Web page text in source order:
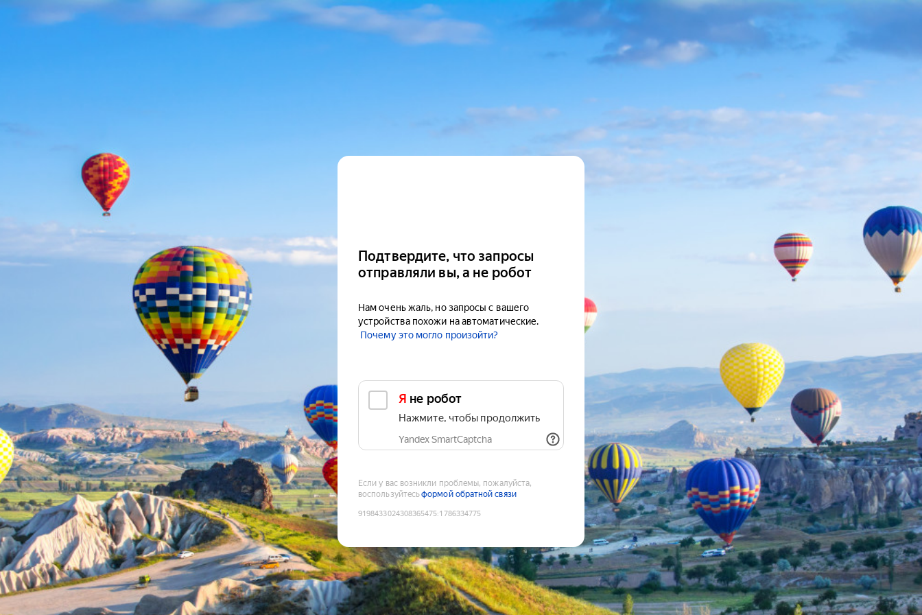
Подтвердите, что запросы
отправляли вы, а не робот
Нам очень жаль, но запросы с вашего
устройства похожи на автоматические.
Почему это могло произойти?
Я не робот
Нажмите, чтобы продолжить
Yandex SmartCaptcha
Если у вас возникли проблемы, пожалуйста,
воспользуйтесьформой обратной связи
9198433024308365475:1786334775